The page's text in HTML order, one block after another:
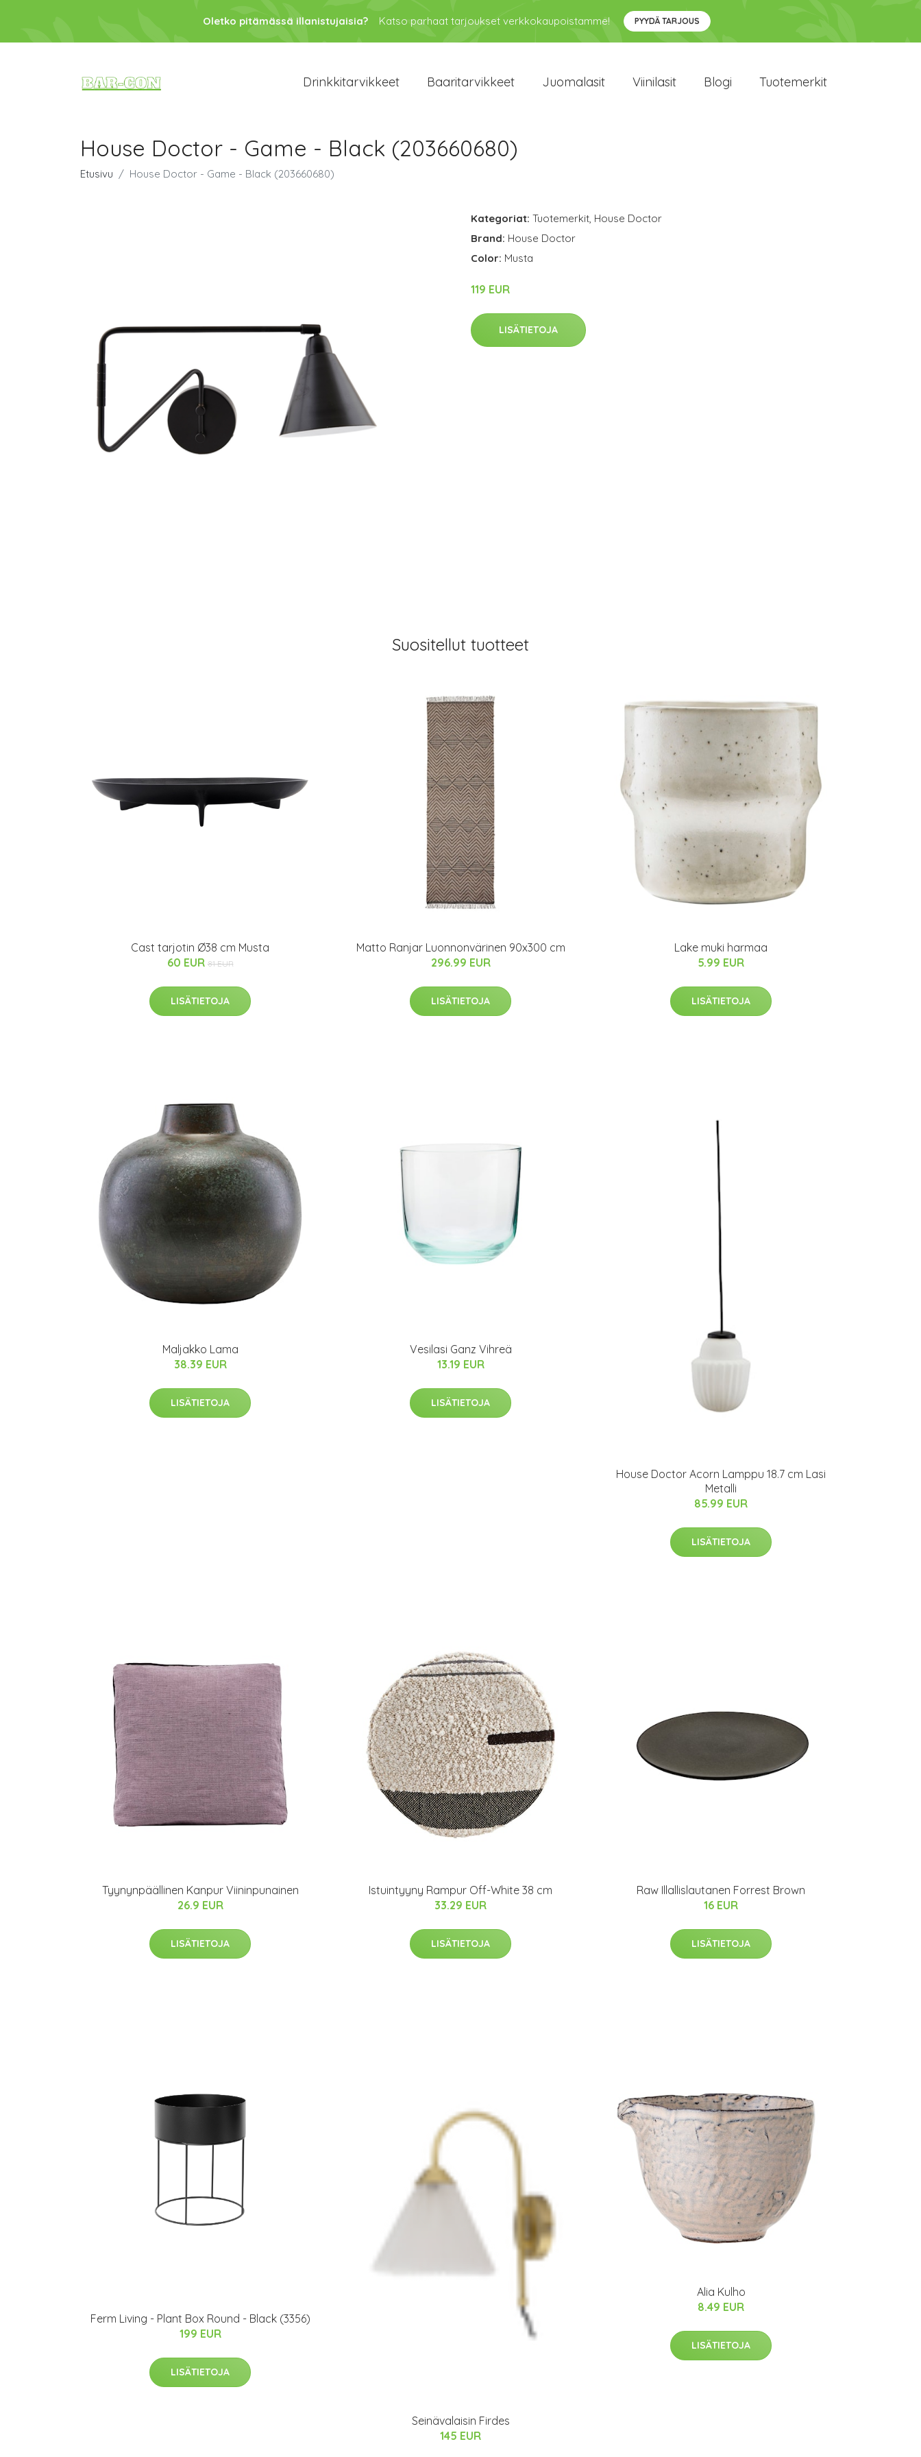
Oletko pitämässä illanistujaisia? Katso parhaat tarjoukset verkkokaupoistamme! PYYDÄ TARJOUS
Drinkkitarvikkeet Baaritarvikkeet Juomalasit Viinilasit Blogi Tuotemerkit
House Doctor - Game - Black (203660680)
Etusivu House Doctor - Game - Black (203660680)
Kategoriat: Tuotemerkit, House Doctor
Brand: House Doctor
Color: Musta
119 EUR
LISÄTIETOJA
Suositellut tuotteet
Cast tarjotin Ø38 cm Musta
60 EUR 81 EUR
LISÄTIETOJA
Matto Ranjar Luonnonvärinen 90x300 cm
296.99 EUR
LISÄTIETOJA
Lake muki harmaa
5.99 EUR
LISÄTIETOJA
Maljakko Lama
38.39 EUR
LISÄTIETOJA
Vesilasi Ganz Vihreä
13.19 EUR
LISÄTIETOJA
House Doctor Acorn Lamppu 18.7 cm Lasi
Metalli
85.99 EUR
LISÄTIETOJA
Tyynynpäällinen Kanpur Viininpunainen
26.9 EUR
LISÄTIETOJA
Istuintyyny Rampur Off-White 38 cm
33.29 EUR
LISÄTIETOJA
Raw Illallislautanen Forrest Brown
16 EUR
LISÄTIETOJA
Ferm Living - Plant Box Round - Black (3356)
199 EUR
LISÄTIETOJA
Seinävalaisin Firdes
145 EUR
Alia Kulho
8.49 EUR
LISÄTIETOJA